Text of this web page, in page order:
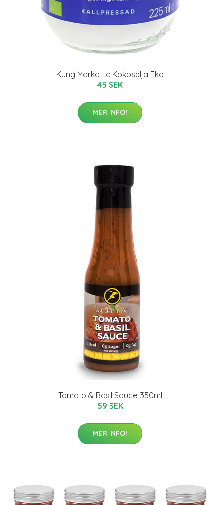
Kung Markatta Kokosolja Eko
45 SEK
MER INFO!
Tomato & Basil Sauce, 350ml
59 SEK
MER INFO!